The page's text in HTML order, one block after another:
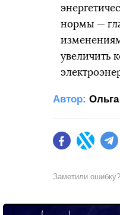
нормы —
увеличить
Автор:
FacebookTwitter
Заметили